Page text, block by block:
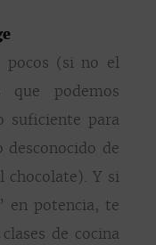
pocos (si no el
que podemos
suficiente para
de
chocolate). Y si
en potencia, te
de cocina